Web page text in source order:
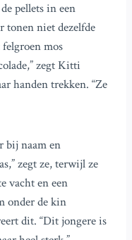
pellets in een
tonen niet dezelfde
mos
zegt Kitti
handen trekken. “Ze
bij naam en
zegt ze, terwijl ze
vacht en een
onder de kin
dit. “Dit jongere is